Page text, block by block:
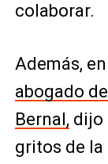
colaborar.
Además,
abogado
Bernal, dijo
gritos de la